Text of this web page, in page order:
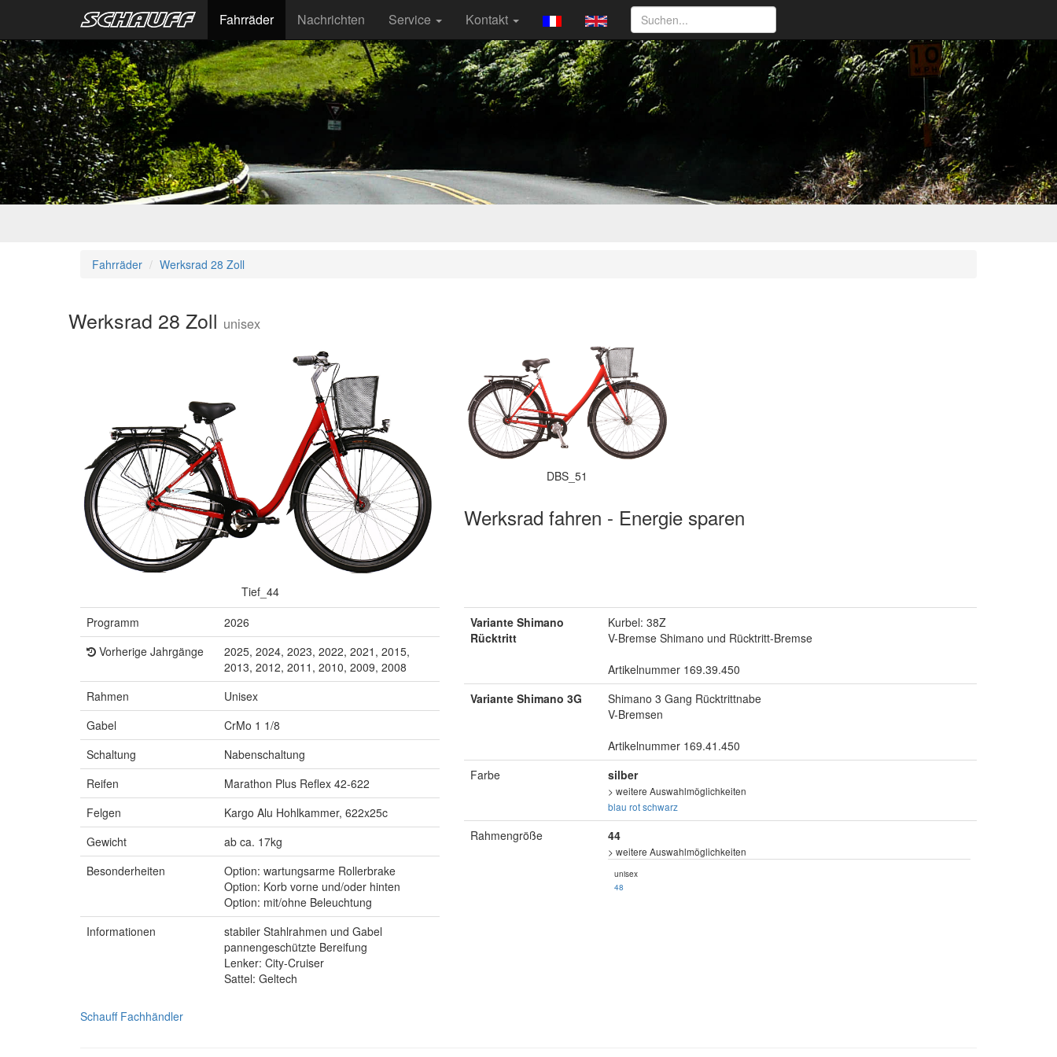
Fahrräder Nachrichten Service Kontakt
Fahrräder Werksrad 28 Zoll
Werksrad 28 Zoll unisex
Tief_44
DBS_51
Werksrad fahren - Energie sparen
Programm
2026
Vorherige Jahrgänge
2025, 2024, 2023, 2022, 2021, 2015,
2013, 2012, 2011, 2010, 2009, 2008
Rahmen
Unisex
Gabel
CrMo 1 1/8
Schaltung
Nabenschaltung
Reifen
Marathon Plus Reflex 42-622
Felgen
Kargo Alu Hohlkammer, 622x25c
Gewicht
ab ca. 17kg
Besonderheiten
Option: wartungsarme Rollerbrake
Option: Korb vorne und/oder hinten
Option: mit/ohne Beleuchtung
Informationen
stabiler Stahlrahmen und Gabel
pannengeschützte Bereifung
Lenker: City-Cruiser
Sattel: Geltech
Variante Shimano
Rücktritt
Kurbel: 38Z
V-Bremse Shimano und Rücktritt-Bremse
Artikelnummer 169.39.450
Variante Shimano 3G
Shimano 3 Gang Rücktrittnabe
V-Bremsen
Artikelnummer 169.41.450
Farbe
silber
> weitere Auswahlmöglichkeiten
blau rot schwarz
Rahmengröße 44
> weitere Auswahlmöglichkeiten
unisex
48
Schauff Fachhändler